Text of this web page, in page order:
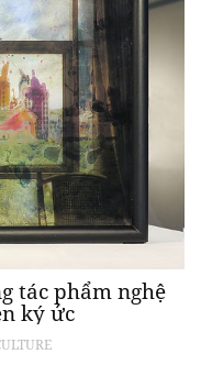
tác phẩm nghệ
ký ức